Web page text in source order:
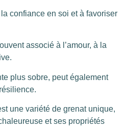
confiance en soi et à favoriser
associé à l’amour, à la
plus sobre, peut également
une variété de grenat unique,
et ses propriétés